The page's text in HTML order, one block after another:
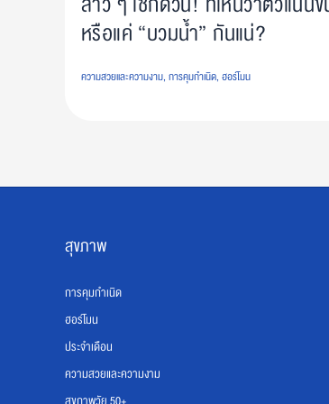
หรือแค่ “บวมน้ำ” กันแน่?
ความสวยและความงาม, การคุมกำเนิด, ฮอร์โมน
สุขภาพ
การคุมกำเนิด
ฮอร์โมน
ประจำเดือน
ความสวยและความงาม